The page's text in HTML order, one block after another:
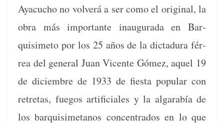
Ayacu­cho no volverá a ser como el orig­i­nal, la
obra más impor­tante inau­gu­ra­da en Bar­
quisime­to por los 25 años de la dic­tadu­ra fér­
rea del gen­er­al Juan Vicente Gómez, aquel 19
de diciem­bre de 1933 de fies­ta pop­u­lar con
retre­tas, fue­gos arti­fi­ciales y la algar­abía de
los bar­quisimetanos con­cen­tra­dos en lo que